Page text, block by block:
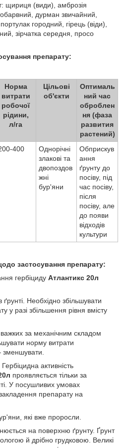
щириця (види), амброзія
дурман звичайний,
городний, гірець (віди),
зірчатка середня, просо
препарату:
Норма
витрати
робочої
рідини,
л/га
Цільові
об'єкти
Оптималь
ний час
оброблен
ня (фаза
развития
растений)
400
Однорічні
злакові та
двопоздов
жні
бур'яни
Обприскув
ання
ґрунту до
посіву, під
час посіву,
після
посіву, але
до появи
відходів
культури
застосування препарату:
гербіциду Атлантикс 20л
ґрунті. Необхідно збільшувати
у разі збільшення рівня вмісту
за механічним складом
норму витрати
активність
проявляється тільки за
У посушливих умовах
препарату на
які вже проросли.
на поверхню ґрунту. Ґрунт
й дрібно грудковою. Великі